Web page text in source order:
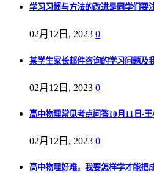
学习习惯与方法的改进是同学们要
02月12日, 2023 0
某学生家长邮件咨询的学习问题及
02月12日, 2023 0
高中物理常见考点问答10月11日-王
02月12日, 2023 0
高中物理好难，我要怎样学才能把